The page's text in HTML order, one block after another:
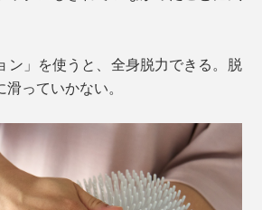
ン」を使うと、全身脱力できる。脱
っていかない。